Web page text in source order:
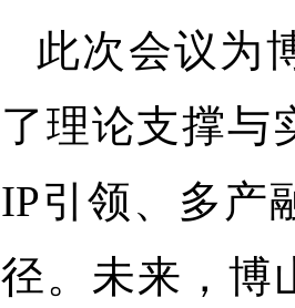
此次会议为
了理论支撑与
IP引领、多产
径。未来，博